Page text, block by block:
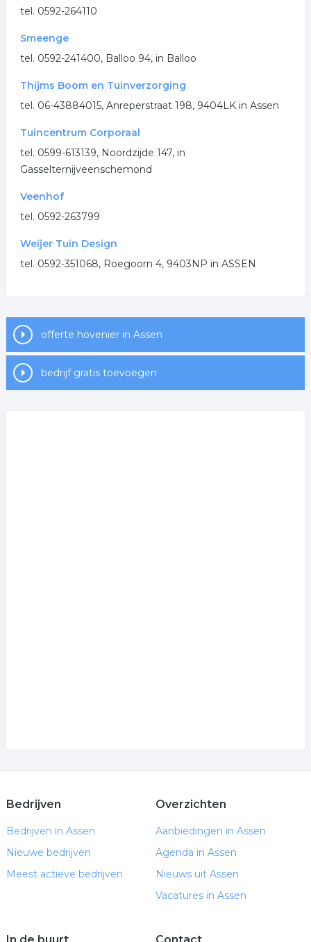
tel. 0592-264110
Smeenge
tel. 0592-241400, Balloo 94, in Balloo
Thijms Boom en Tuinverzorging
tel. 06-43884015, Anreperstraat 198, 9404LK in Assen
Tuincentrum Corporaal
tel. 0599-613139, Noordzijde 147, in
Gasselternijveenschemond
Veenhof
tel. 0592-263799
Weijer Tuin Design
tel. 0592-351068, Roegoorn 4, 9403NP in ASSEN
offerte hovenier in Assen
bedrijf gratis toevoegen
Bedrijven
Bedrijven in Assen
Nieuwe bedrijven
Meest actieve bedrijven
Overzichten
Aanbiedingen in Assen
Agenda in Assen
Nieuws uit Assen
Vacatures in Assen